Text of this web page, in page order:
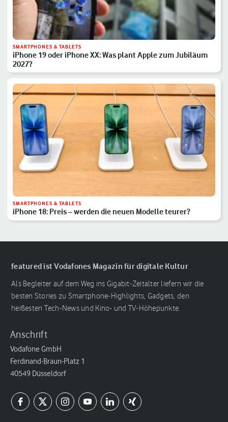
SMARTPHONES & TABLETS
iPhone 19 oder iPhone XX: Was plant Apple zum Jubiläum
2027?
SMARTPHONES & TABLETS
iPhone 18: Preis – werden die neuen Modelle teurer?
featured ist Vodafones Magazin für digitale Kultur
Als Begleiter auf dem Weg ins Gigabit-Zeitalter liefern wir die
besten Stories zu Smartphone-Highlights, Gadgets, den
heißesten Tech-News und Kino- und TV-Höhepunkte.
Anschrift
Vodafone GmbH
Ferdinand-Braun-Platz 1
40549 Düsseldorf